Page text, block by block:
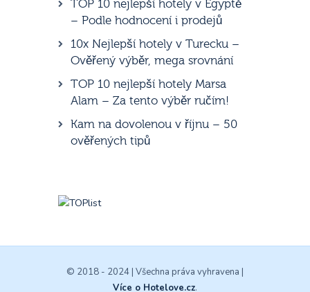
TOP 10 nejlepší hotely v Egyptě
– Podle hodnocení i prodejů
10x Nejlepší hotely v Turecku –
Ověřený výběr, mega srovnání
TOP 10 nejlepší hotely Marsa
Alam – Za tento výběr ručím!
Kam na dovolenou v říjnu – 50
ověřených tipů
© 2018 - 2024 | Všechna práva vyhravena |
Více o Hotelove.cz.